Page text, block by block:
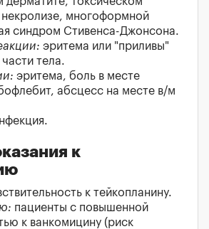
многоформной
синдром Стивенса-Джонсона.
эритема или "приливы"
тела.
эритема, боль в месте
абсцесс на месте в/м
к тейкопланину.
пациенты с повышенной
к ванкомицину (риск